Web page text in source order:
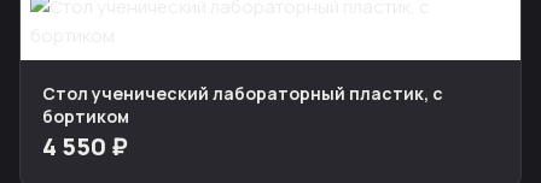
Стол ученический лабораторный пластик, с
бортиком
4 550 ₽